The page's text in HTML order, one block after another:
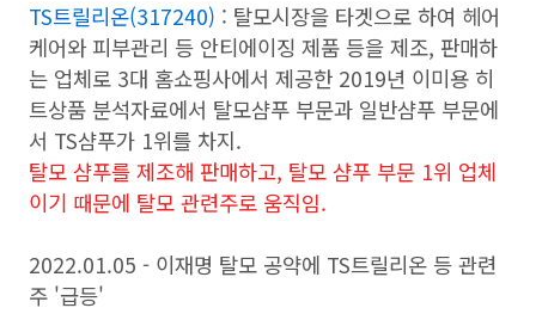
TS트릴리온(317240) : 탈모시장을 타겟으로 하여 헤어
케어와 피부관리 등 안티에이징 제품 등을 제조, 판매하
는 업체로 3대 홈쇼핑사에서 제공한 2019년 이미용 히
트상품 분석자료에서 탈모샴푸 부문과 일반샴푸 부문에
서 TS샴푸가 1위를 차지.
탈모 샴푸를 제조해 판매하고, 탈모 샴푸 부문 1위 업체
이기 때문에 탈모 관련주로 움직임.
2022.01.05 - 이재명 탈모 공약에 TS트릴리온 등 관련
주 '급등'